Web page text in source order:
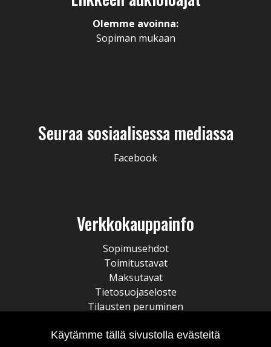
Olemme avoinna:
Sopiman mukaan
Seuraa sosiaalisessa mediassa
Facebook
Verkkokauppainfo
Sopimusehdot
Toimitustavat
Maksutavat
Tietosuojaseloste
Tilausten peruminen
Käytämme tällä sivustolla evästeitä